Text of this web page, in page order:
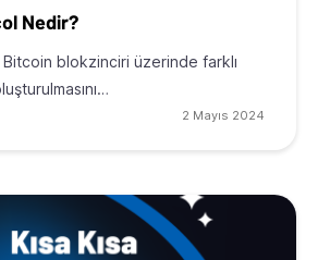
Nedir?
blokzinciri üzerinde farklı
2 Mayıs 2024